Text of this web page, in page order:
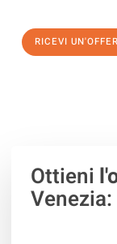
RICEVI
Ottieni
Venezia: